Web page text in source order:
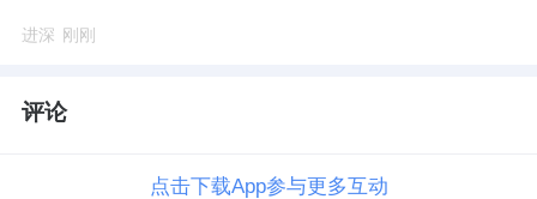
进深 刚刚
评论
点击下载App参与更多互动